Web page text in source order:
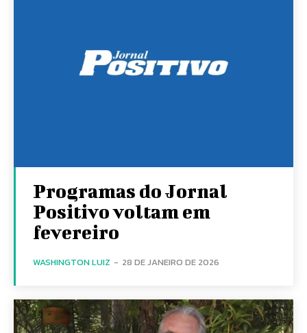
Programas do Jornal
Positivo voltam em
fevereiro
WASHINGTON LUIZ - 28 DE JANEIRO DE 2026